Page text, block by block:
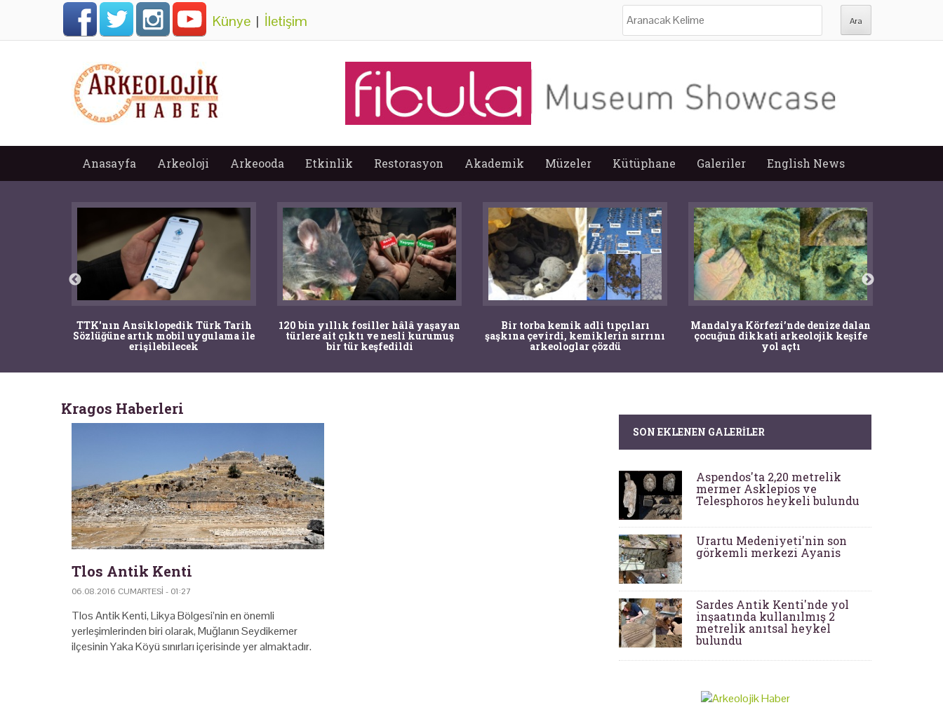
Künye | İletişim
Anasayfa Arkeoloji Arkeooda Etkinlik Restorasyon Akademik Müzeler Kütüphane Galeriler English News
TTK'nın Ansiklopedik Türk Tarih
Sözlüğüne artık mobil uygulama ile
erişilebilecek
120 bin yıllık fosiller hâlâ yaşayan
türlere ait çıktı ve nesli kurumuş
bir tür keşfedildi
Bir torba kemik adli tıpçıları
şaşkına çevirdi, kemiklerin sırrını
arkeologlar çözdü
Mandalya Körfezi’nde denize dalan
çocuğun dikkati arkeolojik keşife
yol açtı
Kragos Haberleri
Tlos Antik Kenti
06.08.2016 CUMARTESI - 01:27
Tlos Antik Kenti, Likya Bölgesi’nin en önemli
yerleşimlerinden biri olarak, Muğlanın Seydikemer
ilçesinin Yaka Köyü sınırları içerisinde yer almaktadır.
SON EKLENEN GALERILER
Aspendos'ta 2,20 metrelik
mermer Asklepios ve
Telesphoros heykeli bulundu
Urartu Medeniyeti'nin son
görkemli merkezi Ayanis
Sardes Antik Kenti'nde yol
inşaatında kullanılmış 2
metrelik anıtsal heykel
bulundu